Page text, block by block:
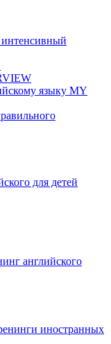
языку MY
для детей
английского
иностранных